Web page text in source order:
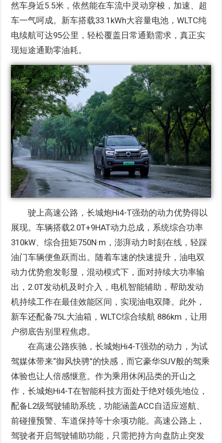
然车身近5.5米，依然能在车流中灵动穿梭，加速、超
车一气呵成。新车搭载33.1kWh大容量电池，WLTC纯
电续航可达95公里，轻松覆盖日常通勤需求，真正实
现短途通勤零油耗。
驶上高速公路，长城炮Hi4-T强劲的动力优势得以
展现。车辆搭载2.0T+9HAT动力总成，系统综合功率
310kW、综合扭矩750N·m，澎湃动力时刻在线，轻踩
油门车辆便鱼跃而出。随着车速的快速提升，油电双
动力优势愈发彰显，混动模式下，面对持续大功率输
出，2.0T发动机及时介入，电机智能辅助，帮助发动
机持续工作在最佳效能区间，实现油电双降。此外，
新车还配备75L大油箱，WLTC综合续航 886km，让用
户彻底告别里程焦虑。
在高速公路疾驰，长城炮Hi4-T强劲的动力，为试
驾媒体带来“御风快骋”的快感，而它豪华SUV般的驾乘
体验也让人倍感惬意。作为乘用休闲品类的开山之
作，长城炮Hi4-T在智能科技方面处于绝对领先地位，
配备L2级驾驶辅助系统，功能涵盖ACC自适应巡航、
前碰撞预警、车道保持等十余项功能。高速公路上，
驾驶者开启驾驶辅助功能，只需把持方向盘防止突发